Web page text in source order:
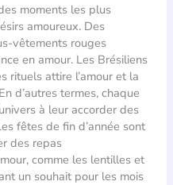
moments les plus
amoureux. Des
vêtements rouges
en amour. Les Brésiliens
rituels attire l’amour et la
d’autres termes, chaque
à leur accorder des
fêtes de fin d’année sont
des repas
comme les lentilles et
un souhait pour les mois